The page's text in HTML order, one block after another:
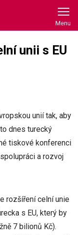
unii s EU
unií tak, aby
dnes turecký
tiskové konferenci
a rozvoj
rozšíření celní unie
s EU, který by
7 bilionů Kč).